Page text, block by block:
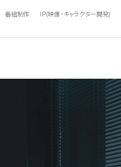
番組制作 IP(映像・キャラクター開発)